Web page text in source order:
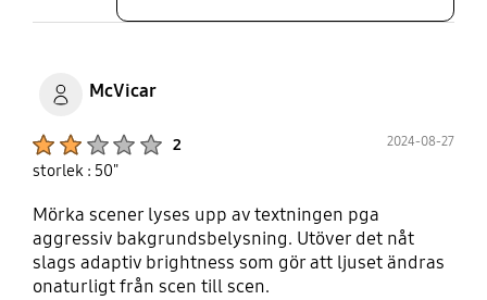
McVicar
2 2024-08-27
storlek : 50"
Mörka scener lyses upp av textningen pga
aggressiv bakgrundsbelysning. Utöver det nåt
slags adaptiv brightness som gör att ljuset ändras
onaturligt från scen till scen.